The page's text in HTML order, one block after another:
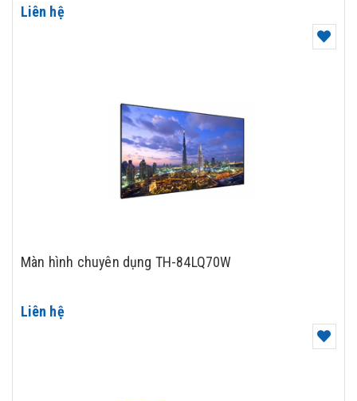
Liên hệ
Màn hình chuyên dụng TH-84LQ70W
Liên hệ